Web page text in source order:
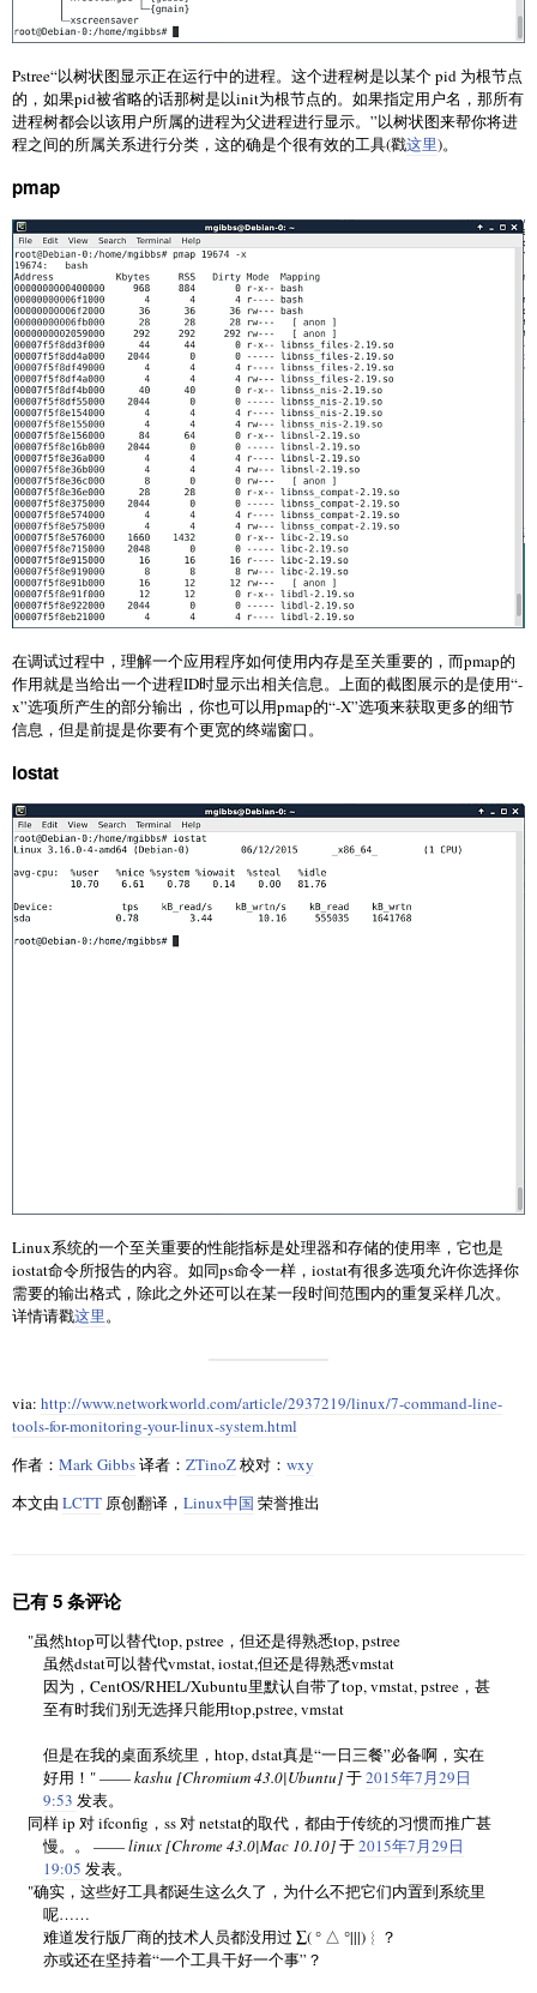
Pstree“以树状图显示正在运行中的进程。这个进程树是以某个 pid 为根节点
的，如果pid被省略的话那树是以init为根节点的。如果指定用户名，那所有
进程树都会以该用户所属的进程为父进程进行显示。”以树状图来帮你将进
程之间的所属关系进行分类，这的确是个很有效的工具(戳这里)。
pmap
在调试过程中，理解一个应用程序如何使用内存是至关重要的，而pmap的
作用就是当给出一个进程ID时显示出相关信息。上面的截图展示的是使用“-
x”选项所产生的部分输出，你也可以用pmap的“-X”选项来获取更多的细节
信息，但是前提是你要有个更宽的终端窗口。
iostat
Linux系统的一个至关重要的性能指标是处理器和存储的使用率，它也是
iostat命令所报告的内容。如同ps命令一样，iostat有很多选项允许你选择你
需要的输出格式，除此之外还可以在某一段时间范围内的重复采样几次。
详情请戳这里。
via: http://www.networkworld.com/article/2937219/linux/7-command-line-
tools-for-monitoring-your-linux-system.html
作者： Mark Gibbs译者： ZTinoZ校对： wxy
本文由 LCTT 原创翻译， Linux中国 荣誉推出
已有 5 条评论
"虽然htop可以替代top, pstree，但还是得熟悉top, pstree
虽然dstat可以替代vmstat, iostat,但还是得熟悉vmstat
因为，CentOS/RHEL/Xubuntu里默认自带了top, vmstat, pstree，甚
至有时我们别无选择只能用top,pstree, vmstat
但是在我的桌面系统里，htop, dstat真是“一日三餐”必备啊，实在
好用！" ——kashu [Chromium 43.0|Ubuntu]于2015年7月29日
9:53 发表。
同样 ip 对 ifconfig，ss 对 netstat的取代，都由于传统的习惯而推广甚
慢。。 ——linux [Chrome 43.0|Mac 10.10]于2015年7月29日
19:05 发表。
"确实，这些好工具都诞生这么久了，为什么不把它们内置到系统里
呢……
难道发行版厂商的技术人员都没用过 ∑( ° △ °|||)︴？
亦或还在坚持着“一个工具干好一个事”？